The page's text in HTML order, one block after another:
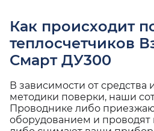
Как происходит
теплосчетчиков
Смарт ДУ300
В зависимости от средства
методики поверки, наши
Проводнике либо
оборудованием и проводят